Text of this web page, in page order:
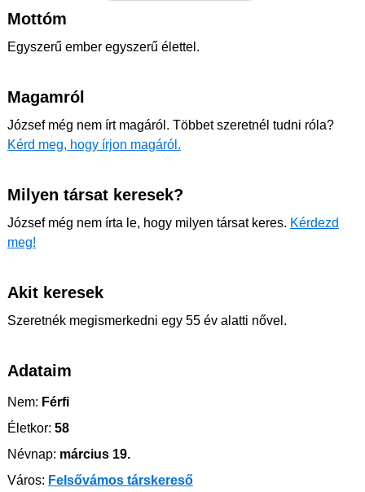
Mottóm
Egyszerű ember egyszerű élettel.
Magamról
József még nem írt magáról. Többet szeretnél tudni róla?
Kérd meg, hogy írjon magáról.
Milyen társat keresek?
József még nem írta le, hogy milyen társat keres. Kérdezd
meg!
Akit keresek
Szeretnék megismerkedni egy 55 év alatti nővel.
Adataim
Nem: Férfi
Életkor: 58
Névnap: március 19.
Város: Felsővámos társkereső